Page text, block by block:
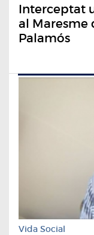
Interceptat
al Maresme
Palamós
Vida Social